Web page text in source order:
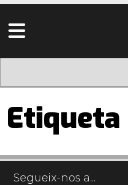
Etiqueta
Segueix-nos a...